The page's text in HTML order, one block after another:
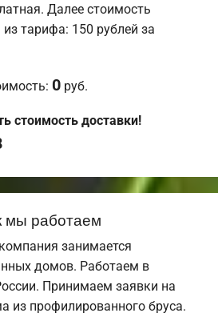
Далее стоимость
тарифа: 150 рублей за
0 руб.
стоимость доставки!
мы работаем
занимается
домов. Работаем в
Принимаем заявки на
из профилированного бруса.